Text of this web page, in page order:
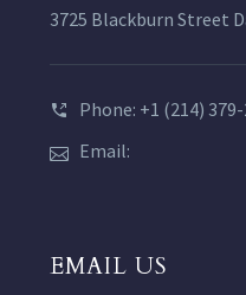
3725 Blackburn Street
Phone: +1 (214)
Email:
EMAIL US